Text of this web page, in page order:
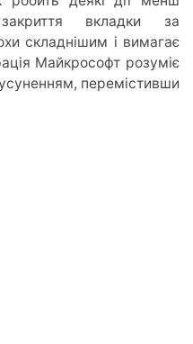
вкладки за
складнішим і вимагає
Майкрософт розуміє
перемістивши